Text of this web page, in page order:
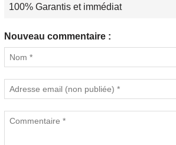
100% Garantis et immédiat
Nouveau commentaire :